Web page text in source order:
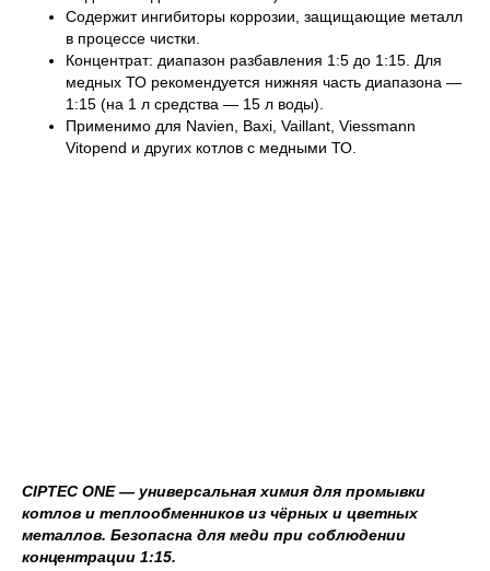
Содержит ингибиторы коррозии, защищающие металл
в процессе чистки.
Концентрат: диапазон разбавления 1:5 до 1:15. Для
медных ТО рекомендуется нижняя часть диапазона —
1:15 (на 1 л средства — 15 л воды).
Применимо для Navien, Baxi, Vaillant, Viessmann
Vitopend и других котлов с медными ТО.
CIPTEC ONE — универсальная химия для промывки
котлов и теплообменников из чёрных и цветных
металлов. Безопасна для меди при соблюдении
концентрации 1:15.